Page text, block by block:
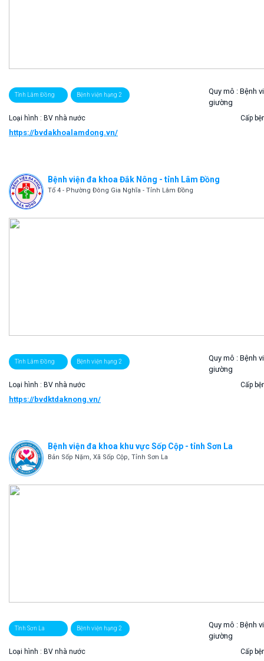
Tỉnh Lâm Đồng Bệnh viện hạng 2 Quy mô :Bệnh
giường
Loại hình : BV nhà nước Cấp
https://bvdakhoalamdong.vn/
Bệnh viện đa khoa Đắk Nông - tỉnh Lâm Đồng
Tổ 4 - Phường Đông Gia Nghĩa - Tỉnh Lâm Đồng
Tỉnh Lâm Đồng Bệnh viện hạng 2 Quy mô :Bệnh
giường
Loại hình : BV nhà nước Cấp
https://bvdktdaknong.vn/
Bệnh viện đa khoa khu vực Sốp Cộp - tỉnh Sơn La
Bản Sốp Nặm, Xã Sốp Cộp, Tỉnh Sơn La
Tỉnh Sơn La Bệnh viện hạng 2 Quy mô :Bệnh
giường
Loại hình : BV nhà nước Cấp